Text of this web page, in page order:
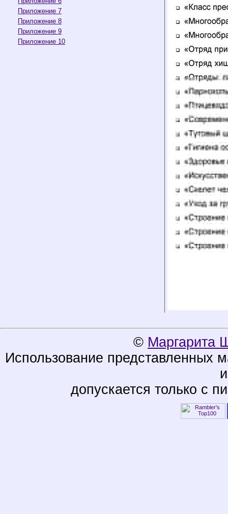
Приложение 7
Приложение 8
Приложение 9
Приложение 10
© Маргарита
Использование представленных
допускается только с